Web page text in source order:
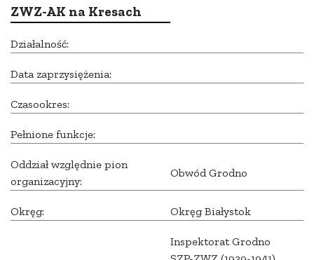
ZWZ-AK na Kresach
Działalność:
Data zaprzysiężenia:
Czasookres:
Pełnione funkcje:
Oddział względnie pion
organizacyjny:
Obwód Grodno
Okręg: Okręg Białystok
Inspektorat Grodno